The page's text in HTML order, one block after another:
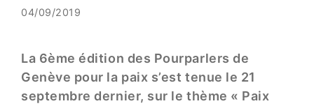
04/09/2019
La 6ème édition des Pourparlers de
Genève pour la paix s’est tenue le 21
septembre dernier, sur le thème « Paix